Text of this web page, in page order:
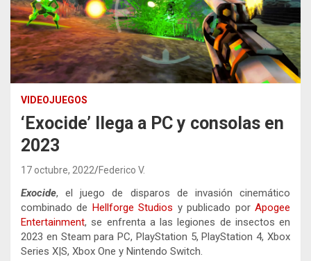
VIDEOJUEGOS
‘Exocide’ llega a PC y consolas en
2023
17 octubre, 2022 Federico V.
Exocide, el juego de disparos de invasión cinemático
combinado de Hellforge Studios y publicado porApogee
Entertainment, se enfrenta a las legiones de insectos en
2023 en Steam para PC, PlayStation 5, PlayStation 4, Xbox
Series X|S, Xbox One y Nintendo Switch.